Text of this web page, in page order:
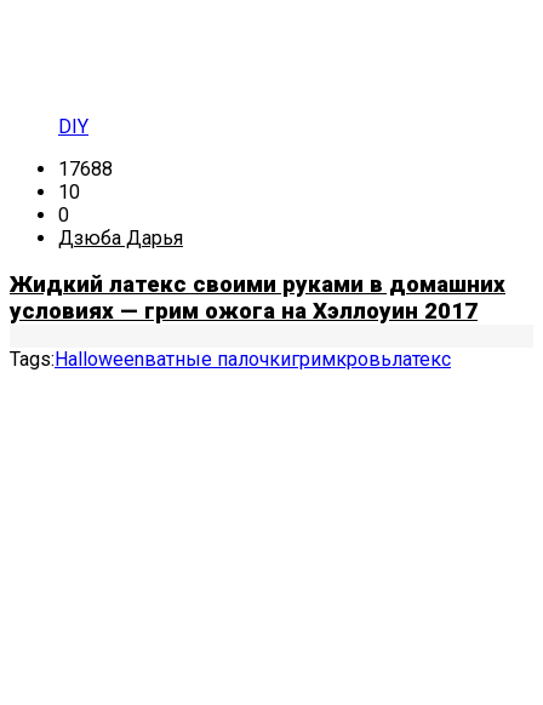
DIY
17688
10
0
Дзюба Дарья
Жидкий латекс своими руками в домашних
условиях — грим ожога на Хэллоуин 2017
Tags:Halloweenватные палочкигримкровьлатекс